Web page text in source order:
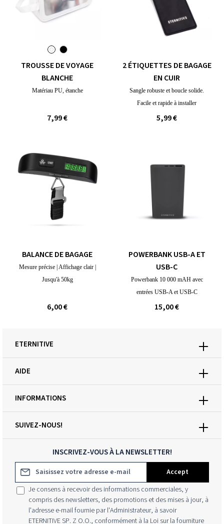
TROUSSE DE VOYAGE
BLANCHE
Matériau PU, étanche
7,99 €
2 ÉTIQUETTES DE BAGAGE
EN CUIR
Sangle robuste et boucle solide.
Facile et rapide à installer
5,99 €
BALANCE DE BAGAGE
Mesure précise | Affichage clair |
Jusqu'à 50kg
6,00 €
POWERBANK USB-A ET
USB-C
Powerbank 10 000 mAH avec
entrées USB-A et USB-C
15,00 €
INSCRIVEZ-VOUS À LA NEWSLETTER!
Adresse e-mail*
Accept
Je consens à recevoir des informations commerciales, y
compris des newsletters, des promotions et des mises à jour, à
l'adresse e-mail fournie par l'Administrateur, à savoir
ETERNITIVE SP. Z O.O., conformément à la Loi sur la fourniture
SUIVEZ-NOUS!
ETERNITIVE
AIDE
INFORMATIONS